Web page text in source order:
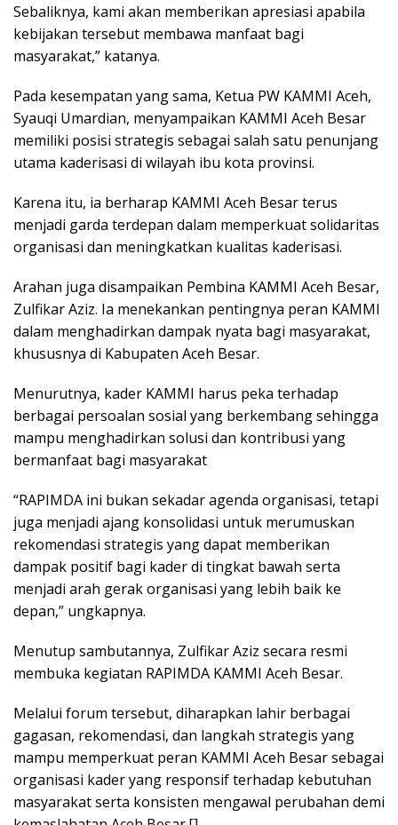
Sebaliknya, kami akan memberikan apresiasi apabila
kebijakan tersebut membawa manfaat bagi
masyarakat,” katanya.
Pada kesempatan yang sama, Ketua PW KAMMI Aceh,
Syauqi Umardian, menyampaikan KAMMI Aceh Besar
memiliki posisi strategis sebagai salah satu penunjang
utama kaderisasi di wilayah ibu kota provinsi.
Karena itu, ia berharap KAMMI Aceh Besar terus
menjadi garda terdepan dalam memperkuat solidaritas
organisasi dan meningkatkan kualitas kaderisasi.
Arahan juga disampaikan Pembina KAMMI Aceh Besar,
Zulfikar Aziz. Ia menekankan pentingnya peran KAMMI
dalam menghadirkan dampak nyata bagi masyarakat,
khususnya di Kabupaten Aceh Besar.
Menurutnya, kader KAMMI harus peka terhadap
berbagai persoalan sosial yang berkembang sehingga
mampu menghadirkan solusi dan kontribusi yang
bermanfaat bagi masyarakat
“RAPIMDA ini bukan sekadar agenda organisasi, tetapi
juga menjadi ajang konsolidasi untuk merumuskan
rekomendasi strategis yang dapat memberikan
dampak positif bagi kader di tingkat bawah serta
menjadi arah gerak organisasi yang lebih baik ke
depan,” ungkapnya.
Menutup sambutannya, Zulfikar Aziz secara resmi
membuka kegiatan RAPIMDA KAMMI Aceh Besar.
Melalui forum tersebut, diharapkan lahir berbagai
gagasan, rekomendasi, dan langkah strategis yang
mampu memperkuat peran KAMMI Aceh Besar sebagai
organisasi kader yang responsif terhadap kebutuhan
masyarakat serta konsisten mengawal perubahan demi